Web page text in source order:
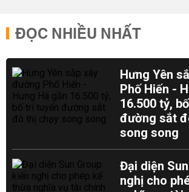
ĐỌC NHIỀU NHẤT
Hưng Yên
Phố Hiến -
16.500 tỷ,
đường sắt
song song
Đại diện
nghị cho